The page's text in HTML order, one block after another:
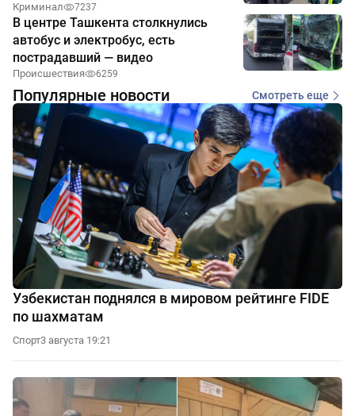
Криминал 7237
В центре Ташкента столкнулись
автобус и электробус, есть
пострадавший — видео
Происшествия 6259
Популярные новости Смотреть еще
Узбекистан поднялся в мировом рейтинге FIDE
по шахматам
Спорт3 августа 19:21